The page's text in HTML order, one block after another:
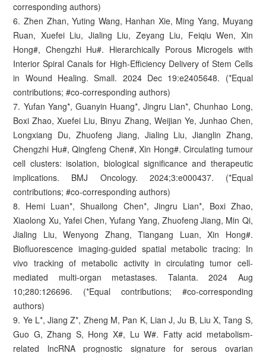
corresponding authors)
6. Zhen Zhan, Yuting Wang, Hanhan Xie, Ming Yang, Muyang
Ruan, Xuefei Liu, Jialing Liu, Zeyang Liu, Feiqiu Wen, Xin
Hong#, Chengzhi Hu#. Hierarchically Porous Microgels with
Interior Spiral Canals for High-Efficiency Delivery of Stem Cells
in Wound Healing. Small. 2024 Dec 19:e2405648. (*Equal
contributions; #co-corresponding authors)
7. Yufan Yang*, Guanyin Huang*, Jingru Lian*, Chunhao Long,
Boxi Zhao, Xuefei Liu, Binyu Zhang, Weijian Ye, Junhao Chen,
Longxiang Du, Zhuofeng Jiang, Jialing Liu, Jianglin Zhang,
Chengzhi Hu#, Qingfeng Chen#, Xin Hong#. Circulating tumour
cell clusters: isolation, biological significance and therapeutic
implications. BMJ Oncology. 2024;3:e000437. (*Equal
contributions; #co-corresponding authors)
8. Hemi Luan*, Shuailong Chen*, Jingru Lian*, Boxi Zhao,
Xiaolong Xu, Yafei Chen, Yufang Yang, Zhuofeng Jiang, Min Qi,
Jialing Liu, Wenyong Zhang, Tiangang Luan, Xin Hong#.
Biofluorescence imaging-guided spatial metabolic tracing: In
vivo tracking of metabolic activity in circulating tumor cell-
mediated multi-organ metastases. Talanta. 2024 Aug
10;280:126696. (*Equal contributions; #co-corresponding
authors)
9. Ye L*, Jiang Z*, Zheng M, Pan K, Lian J, Ju B, Liu X, Tang S,
Guo G, Zhang S, Hong X#, Lu W#. Fatty acid metabolism-
related lncRNA prognostic signature for serous ovarian